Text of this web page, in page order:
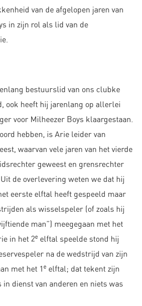
van de afgelopen jaren van
in zijn rol als lid van de
bestuurslid van ons clubke
ook heeft hij jarenlang op allerlei
voor Milheezer Boys klaargestaan.
hebben, is Arie leider van
waarvan vele jaren van het vierde
geweest en grensrechter
de overlevering weten we dat hij
eerste elftal heeft gespeeld maar
als wisselspeler (of zoals hij
man”) meegegaan met het
in het 2e elftal speelde stond hij
na de wedstrijd van zijn
met het 1 e elftal; dat tekent zijn
dienst van anderen en niets was